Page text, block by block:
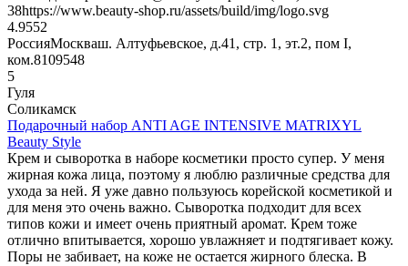
38https://www.beauty-shop.ru/assets/build/img/logo.svg
4.9552
РоссияМоскваш. Алтуфьевское, д.41, стр. 1, эт.2, пом I,
ком.8109548
5
Гуля
Соликамск
Подарочный набор ANTI AGE INTENSIVE MATRIXYL
Beauty Style
Крем и сыворотка в наборе косметики просто супер. У меня
жирная кожа лица, поэтому я люблю различные средства для
ухода за ней. Я уже давно пользуюсь корейской косметикой и
для меня это очень важно. Сыворотка подходит для всех
типов кожи и имеет очень приятный аромат. Крем тоже
отлично впитывается, хорошо увлажняет и подтягивает кожу.
Поры не забивает, на коже не остается жирного блеска. В